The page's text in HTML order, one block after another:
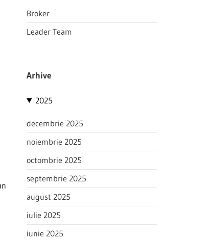
Broker
Leader Team
Arhive
2025
decembrie 2025
noiembrie 2025
octombrie 2025
septembrie 2025
august 2025
iulie 2025
iunie 2025